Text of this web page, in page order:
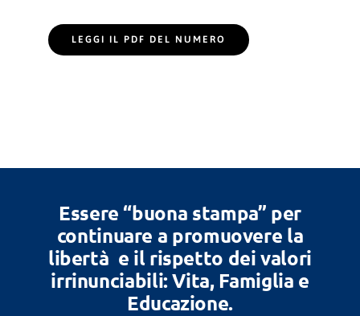
LEGGI IL PDF DEL NUMERO
Essere “buona stampa” per
continuare a promuovere la
libertà e il rispetto dei valori
irrinunciabili: Vita, Famiglia e
Educazione.